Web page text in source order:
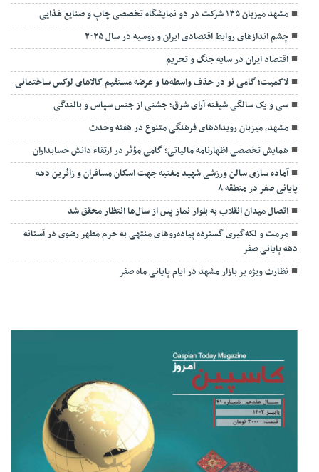
مشهد میزبان ۱۳۵ شرکت در دو نمایشگاه تخصصی چاپ و صنایع غذایی
چشم اندازهای روابط اقتصادی ایران و روسیه در سال ۲۰۲۵
اقتصاد ایران در سایه جنگ و تحریم
لاکمیت؛ گامی نو در حذف واسطه‌ها و عرضه مستقیم کالاهای لوکس ساختمانی
سی و یک سالگی شیفته آرای شرق؛ جشنی از جنس سپاس و بالندگی
مشهد، میزبان رویدادهای فرهنگی متنوع در هفته وحدت
همایش تخصصی اظهارنامه مالیاتی؛ گامی مؤثر در ارتقاء دانش حسابداران
آماده سازی سالن ورزشی شهید مغنیه جهت اسکان مسافران و زائرین دهه
پایانی صفر در منطقه ۸
اتصال میدان انقلاب به بلوار نماز پس از سال‌ها انتظار محقق شد
مرمت و لکه‌گیری گسترده پیاده‌روهای منتهی به حرم مطهر رضوی در آستانه
دهه پایانی صفر
نظارت ویژه بر بازار مشهد در ایام پایانی ماه صفر